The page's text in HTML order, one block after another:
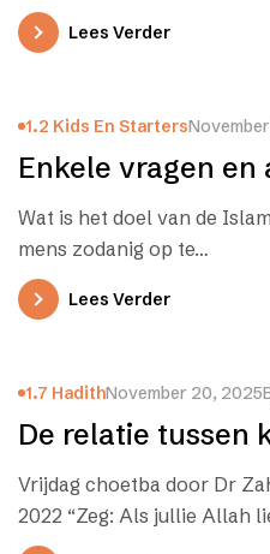
Lees Verder
1.2 Kids En Starters
Enkele vragen
Wat is het doel van de
mens zodanig op te…
Lees Verder
1.7 HadithNovember 20, 2025
De relatie tussen
Vrijdag choetba door Dr
2022 “Zeg: Als jullie Allah